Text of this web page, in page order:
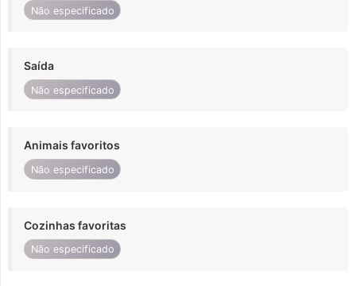
Não especificado
Saída
Não especificado
Animais favoritos
Não especificado
Cozinhas favoritas
Não especificado